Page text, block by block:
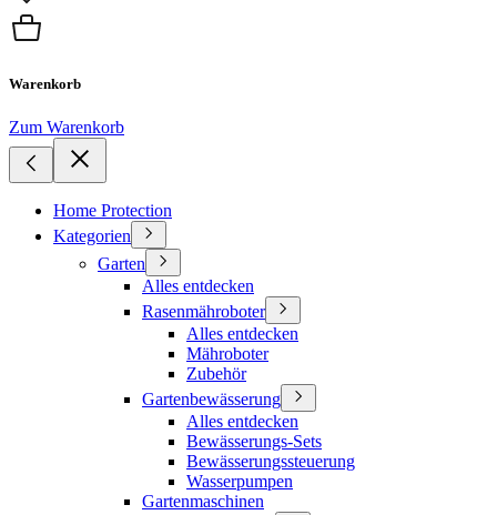
Warenkorb
Zum Warenkorb
Home Protection
Kategorien
Garten
Alles entdecken
Rasenmähroboter
Alles entdecken
Mähroboter
Zubehör
Gartenbewässerung
Alles entdecken
Bewässerungs-Sets
Bewässerungssteuerung
Wasserpumpen
Gartenmaschinen